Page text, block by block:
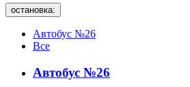
остановка:
Автобус №26
Все
Автобус №26